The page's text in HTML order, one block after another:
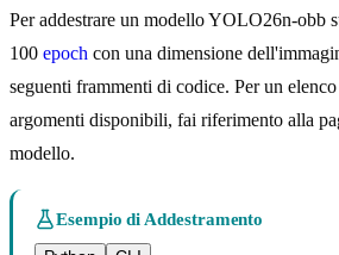
Per addestrare un modello YOLO26n-obb
100 epoch con una dimensione
seguenti frammenti di codice. Per un
argomenti disponibili, fai riferimento alla
modello.
Esempio di Addestramento